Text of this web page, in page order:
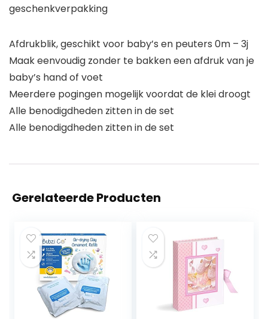
geschenkverpakking
Afdrukblik, geschikt voor baby’s en peuters 0m – 3j
Maak eenvoudig zonder te bakken een afdruk van je
baby’s hand of voet
Meerdere pogingen mogelijk voordat de klei droogt
Alle benodigdheden zitten in de set
Alle benodigdheden zitten in de set
Gerelateerde Producten